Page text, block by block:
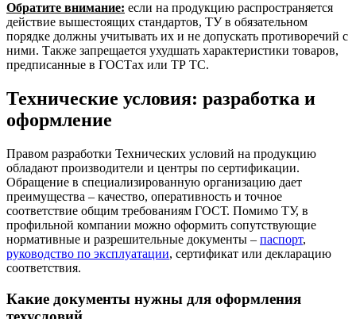
Обратите внимание: если на продукцию распространяется
действие вышестоящих стандартов, ТУ в обязательном
порядке должны учитывать их и не допускать противоречий с
ними. Также запрещается ухудшать характеристики товаров,
предписанные в ГОСТах или ТР ТС.
Технические условия: разработка и
оформление
Правом разработки Технических условий на продукцию
обладают производители и центры по сертификации.
Обращение в специализированную организацию дает
преимущества – качество, оперативность и точное
соответствие общим требованиям ГОСТ. Помимо ТУ, в
профильной компании можно оформить сопутствующие
нормативные и разрешительные документы – паспорт,
руководство по эксплуатации, сертификат или декларацию
соответствия.
Какие документы нужны для оформления